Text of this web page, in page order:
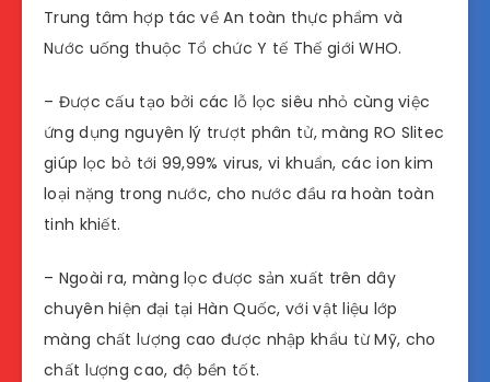
Trung tâm hợp tác về An toàn thực phẩm và
Nước uống thuộc Tổ chức Y tế Thế giới WHO.
– Được cấu tạo bởi các lỗ lọc siêu nhỏ cùng việc
ứng dụng nguyên lý trượt phân tử, màng RO Slitec
giúp lọc bỏ tới 99,99% virus, vi khuẩn, các ion kim
loại nặng trong nước, cho nước đầu ra hoàn toàn
tinh khiết.
– Ngoài ra, màng lọc được sản xuất trên dây
chuyên hiện đại tại Hàn Quốc, với vật liệu lớp
màng chất lượng cao được nhập khẩu từ Mỹ, cho
chất lượng cao, độ bền tốt.